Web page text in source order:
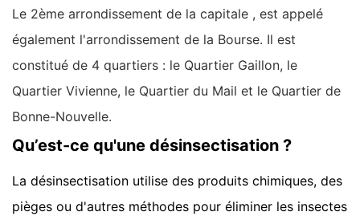
Le 2ème arrondissement de la capitale , est appelé
également l'arrondissement de la Bourse. Il est
constitué de 4 quartiers : le Quartier Gaillon, le
Quartier Vivienne, le Quartier du Mail et le Quartier de
Bonne-Nouvelle.
Qu’est-ce qu'une désinsectisation ?
La désinsectisation utilise des produits chimiques, des
pièges ou d'autres méthodes pour éliminer les insectes